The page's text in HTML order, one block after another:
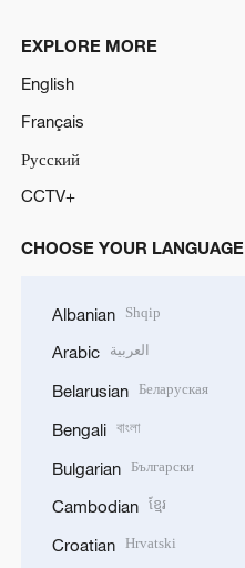
EXPLORE MORE
English
Français
Русский
CCTV+
CHOOSE YOUR LANGUAGE
Albanian Shqip
Arabic العربية
Belarusian Беларуская
Bengali বাংলা
Bulgarian Български
Cambodian ខ្មែរ
Croatian Hrvatski